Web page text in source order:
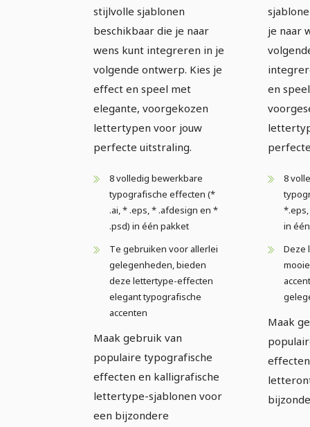
stijlvolle sjablonen
beschikbaar die je naar
wens kunt integreren in je
volgende ontwerp. Kies je
effect en speel met
elegante, voorgekozen
lettertypen voor jouw
perfecte uitstraling.
8 volledig bewerkbare
typografische effecten (*
.ai, * .eps, * .afdesign en *
.psd) in één pakket
Te gebruiken voor allerlei
gelegenheden, bieden
deze lettertype-effecten
elegant typografische
accenten
Maak gebruik van
populaire typografische
effecten en kalligrafische
lettertype-sjablonen voor
een bijzondere
je naar
en
8
in
Deze
Maak